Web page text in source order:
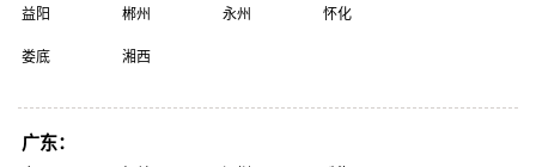
益阳 郴州 永州 怀化
娄底 湘西
广东：